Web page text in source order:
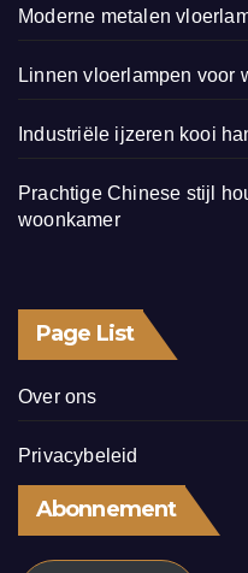
Moderne metalen
Linnen vloerlampen voor
Industriële ijzeren kooi
Prachtige Chinese stijl
woonkamer
Page List
Over ons
Privacybeleid
Abonnement